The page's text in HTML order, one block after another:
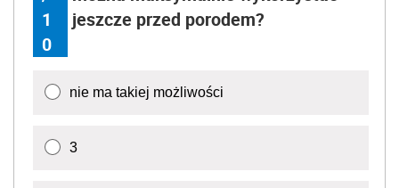
1
0
jeszcze przed porodem?
nie ma takiej możliwości
3